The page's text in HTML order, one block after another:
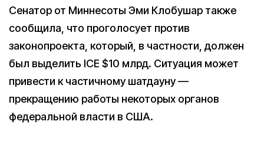
Сенатор от Миннесоты Эми Клобушар также
сообщила, что проголосует против
законопроекта, который, в частности, должен
был выделить ICE $10 млрд. Ситуация может
привести к частичному шатдауну —
прекращению работы некоторых органов
федеральной власти в США.